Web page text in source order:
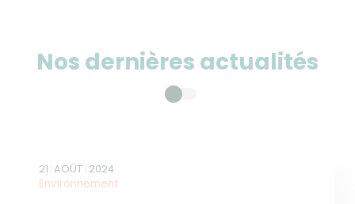
Nos dernières actualités
21 AOÛT 2024
Environnement